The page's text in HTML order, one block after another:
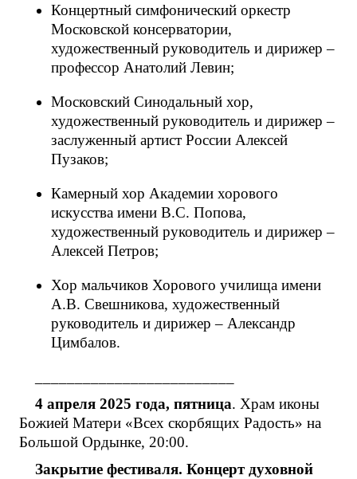
Концертный симфонический оркестр
Московской консерватории,
художественный руководитель и дирижер –
профессор Анатолий Левин;
Московский Синодальный хор,
художественный руководитель и дирижер –
заслуженный артист России Алексей
Пузаков;
Камерный хор Академии хорового
искусства имени В.С. Попова,
художественный руководитель и дирижер –
Алексей Петров;
Хор мальчиков Хорового училища имени
А.В. Свешникова, художественный
руководитель и дирижер – Александр
Цимбалов.
4 апреля 2025 года, пятница. Храм иконы
Божией Матери «Всех скорбящих Радость» на
Большой Ордынке, 20:00.
Закрытие фестиваля. Концерт духовной